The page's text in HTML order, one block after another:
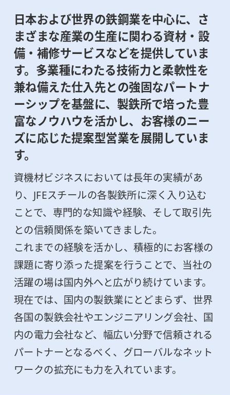
日本および世界の鉄鋼業を中心に、さ
まざまな産業の生産に関わる資材・設
備・補修サービスなどを提供していま
す。多業種にわたる技術力と柔軟性を
兼ね備えた仕入先との強固なパートナ
ーシップを基盤に、製鉄所で培った豊
富なノウハウを活かし、お客様のニー
ズに応じた提案型営業を展開していま
す。
資機材ビジネスにおいては長年の実績があ
り、JFEスチールの各製鉄所に深く入り込む
ことで、専門的な知識や経験、そして取引先
との信頼関係を築いてきました。
これまでの経験を活かし、積極的にお客様の
課題に寄り添った提案を行うことで、当社の
活躍の場は国内外へと広がり続けています。
現在では、国内の製鉄業にとどまらず、世界
各国の製鉄会社やエンジニアリング会社、国
内の電力会社など、幅広い分野で信頼される
パートナーとなるべく、グローバルなネット
ワークの拡充にも力を入れています。